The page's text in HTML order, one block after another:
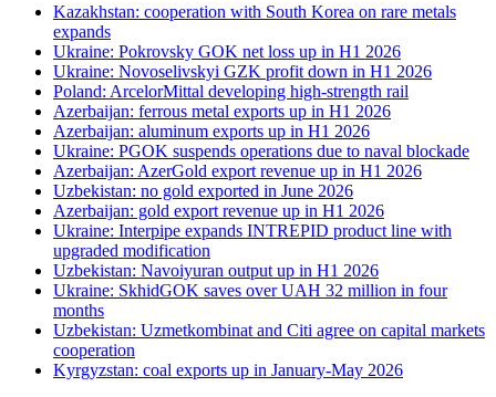
Kazakhstan: cooperation with South Korea on rare metals
expands
Ukraine: Pokrovsky GOK net loss up in H1 2026
Ukraine: Novoselivskyi GZK profit down in H1 2026
Poland: ArcelorMittal developing high-strength rail
Azerbaijan: ferrous metal exports up in H1 2026
Azerbaijan: aluminum exports up in H1 2026
Ukraine: PGOK suspends operations due to naval blockade
Azerbaijan: AzerGold export revenue up in H1 2026
Uzbekistan: no gold exported in June 2026
Azerbaijan: gold export revenue up in H1 2026
Ukraine: Interpipe expands INTREPID product line with
upgraded modification
Uzbekistan: Navoiyuran output up in H1 2026
Ukraine: SkhidGOK saves over UAH 32 million in four
months
Uzbekistan: Uzmetkombinat and Citi agree on capital markets
cooperation
Kyrgyzstan: coal exports up in January-May 2026